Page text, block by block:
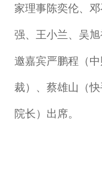
家理事陈奕伦、
强、王小兰、吴
邀嘉宾严鹏程（
裁）、蔡雄山（
院长）出席。